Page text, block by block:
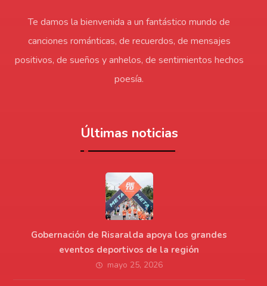
Te damos la bienvenida a un fantástico mundo de
canciones románticas, de recuerdos, de mensajes
positivos, de sueños y anhelos, de sentimientos hechos
poesía.
Últimas noticias
Gobernación de Risaralda apoya los grandes
eventos deportivos de la región
mayo 25, 2026